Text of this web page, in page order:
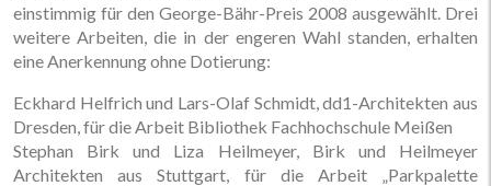
einstimmig für den George-Bähr-Preis 2008 ausgewählt. Drei
weitere Arbeiten, die in der engeren Wahl standen, erhalten
eine Anerkennung ohne Dotierung:
Eckhard Helfrich und Lars-Olaf Schmidt, dd1-Architekten aus
Dresden, für die Arbeit Bibliothek Fachhochschule Meißen
Stephan Birk und Liza Heilmeyer, Birk und Heilmeyer
Architekten aus Stuttgart, für die Arbeit „Parkpalette